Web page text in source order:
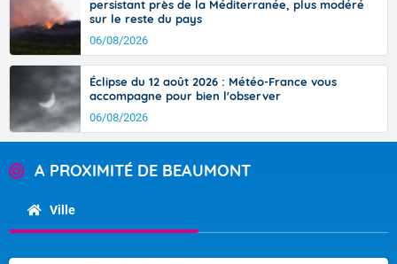
persistant près de la Méditerranée, plus modéré
sur le reste du pays
06/08/2026
Éclipse du 12 août 2026 : Météo-France vous
accompagne pour bien l'observer
06/08/2026
A PROXIMITÉ DE BEAUMONT
Ville